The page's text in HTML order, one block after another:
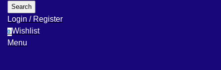
Search
Login / Register
0Wishlist
Menu